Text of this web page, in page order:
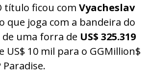
título ficou com Vyacheslav
que joga com a bandeira do
de uma forra de US$ 325.319
US$ 10 mil para o GGMillion$
Paradise.